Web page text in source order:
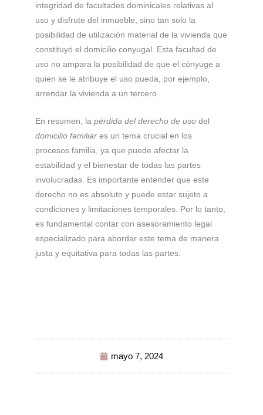
integridad de facultades dominicales relativas al
uso y disfrute del inmueble, sino tan solo la
posibilidad de utilización material de la vivienda que
constituyó el domicilio conyugal. Esta facultad de
uso no ampara la posibilidad de que el cónyuge a
quien se le atribuye el uso pueda, por ejemplo,
arrendar la vivienda a un tercero.
En resumen, la pérdida del derecho de uso del
domicilio familiar es un tema crucial en los
procesos familia, ya que puede afectar la
estabilidad y el bienestar de todas las partes
involucradas. Es importante entender que este
derecho no es absoluto y puede estar sujeto a
condiciones y limitaciones temporales. Por lo tanto,
es fundamental contar con asesoramiento legal
especializado para abordar este tema de manera
justa y equitativa para todas las partes.
mayo 7, 2024